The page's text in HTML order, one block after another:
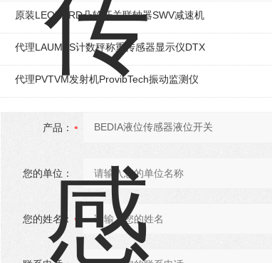
原装LEONARD凸轮开关联轴器‌SWV减速机
代理LAUMAS计数秤称重传感器显示仪DTX
代理PVTVM发射机ProvibTech振动监测仪
产品：
您的单位：
您的姓名：